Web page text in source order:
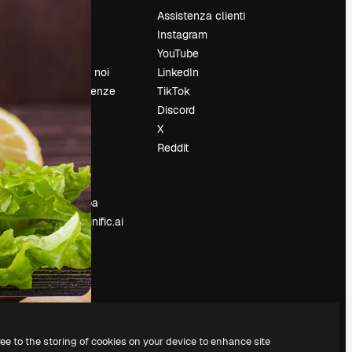
Lavora con noi
Cerca tendenze
Blog
Slidesgo
Vendi i tuoi
contenuti
Sala stampa
Cerchi magnific.ai
Assistenza clienti
Instagram
YouTube
LinkedIn
TikTok
Discord
X
Reddit
to the storing of cookies on your device to enhance site